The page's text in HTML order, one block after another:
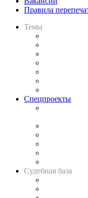
Правила
Темы
Спецпроекты
Судебная база